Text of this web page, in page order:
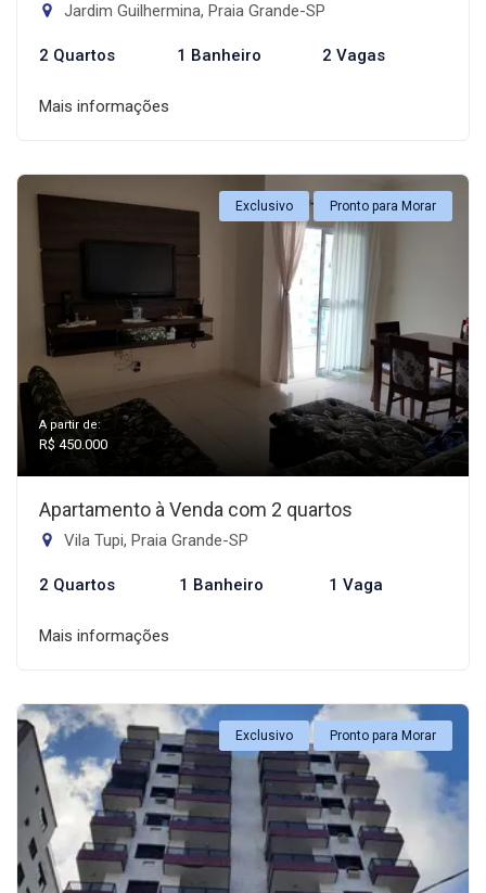
Jardim Guilhermina, Praia Grande-SP
2 Quartos 1 Banheiro 2 Vagas
Mais informações
Exclusivo Pronto para Morar
A partir de:
R$ 450.000
Apartamento à Venda com 2 quartos
Vila Tupi, Praia Grande-SP
2 Quartos 1 Banheiro 1 Vaga
Mais informações
Exclusivo Pronto para Morar